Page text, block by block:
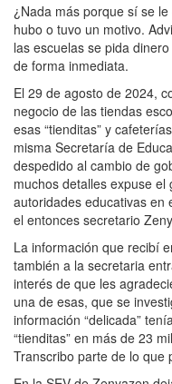
¿Nada más porque sí se
hubo o tuvo un motivo.
las escuelas se pida
de forma inmediata.
El 29 de agosto de 2024,
negocio de las tiendas
esas “tienditas” y
misma Secretaría de
despedido al cambio de
muchos detalles expuse
autoridades educativas en
el entonces secretario
La información que recibí
también a la secretaria
interés de que les
una de esas, que se
información “delicada”
“tienditas” en más de 23
Transcribo parte de lo que